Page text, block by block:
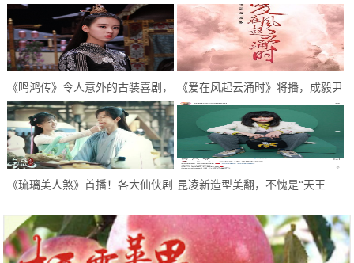
《鸣鸿传》令人意外的古装喜剧，
逗趣中感悟人生，开启喜剧新模式
《爱在风起云涌时》将播，成毅尹
正首次合作，超期待
《琉璃美人煞》首播！各大仙侠剧
昆凌新造型美翻，不愧是“天王